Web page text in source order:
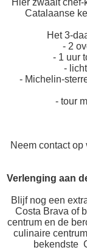
Hier zwaait
Catalaanse
Het 3-
- 2
- 1 uur
-
- Michelin-
- tour
Neem contact
Verlenging aan
Blijf nog een
Costa Brava of
centrum en de
culinaire
bekendste